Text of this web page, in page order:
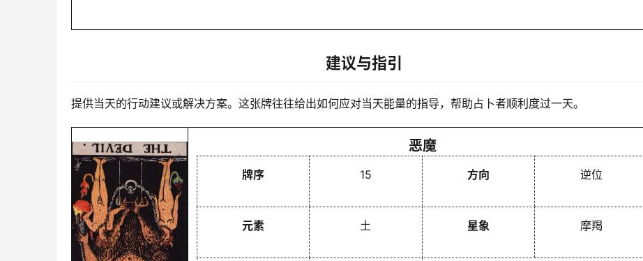
建议与指引
提供当天的行动建议或解决方案。这张牌往往给出如何应对当天能量的指导，帮助占卜者顺利度过一天。
恶魔
牌序 15 方向 逆位
元素 土 星象 摩羯